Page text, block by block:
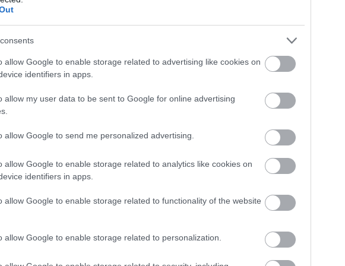
allow Google to enable storage related to advertising like cookies on
identifiers in apps.
allow my user data to be sent to Google for online advertising
allow Google to send me personalized advertising.
allow Google to enable storage related to analytics like cookies on
identifiers in apps.
allow Google to enable storage related to functionality of the website
allow Google to enable storage related to personalization.
καλοκαιριού στην Εύβοια – Δείτε πότε
έπεσε πάνω σε δέντρο
έπεσε στη θάλασσα και
57χρονος άνδρας
Μύκονος: Έψαχναν
αξίας 75.000 ευρώ –
Η ανακάλυψη κάτω
05.08.2026 | 17:40
Δύο άγνωστοι
εισέβαλαν σε σπίτι
Δείτε τι άρπαξαν